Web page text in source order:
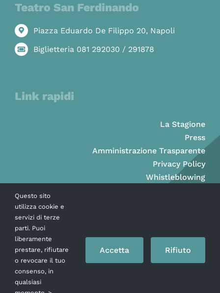
Teatro San Ferdinando
Piazza Eduardo De Filippo 20, Napoli
Biglietteria 081 292030 / 291878
Link rapidi
La Stagione
Press
Amministrazione Trasparente
Privacy Policy
Whistleblowing
Questo sito
utilizza cookie e
servizi di terze
parti. Puoi
liberamente
prestare, rifiutare
o revocare il tuo
consenso, in
qualsiasi
Accetta Rifiuto